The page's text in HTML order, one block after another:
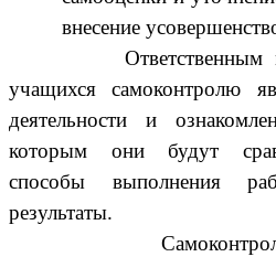
внесение
Ответственным
учащихся самоконтролю
деятельности и
которым они будут
способы выполнения
результаты.
Самоконтроль